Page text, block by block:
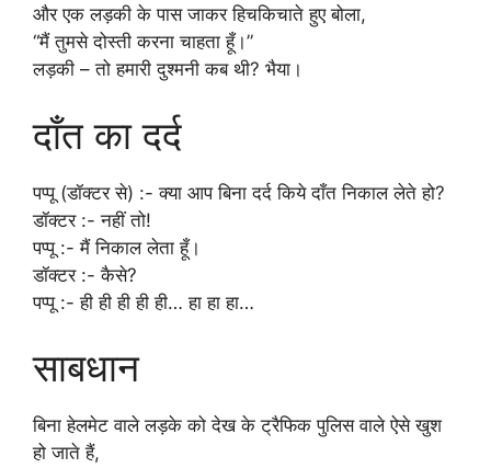
और एक लड़की के पास जाकर हिचकिचाते हुए बोला,
“मैं तुमसे दोस्ती करना चाहता हूँ।”
लड़की – तो हमारी दुश्मनी कब थी? भैया।
दाँत का दर्द
पप्पू (डॉक्टर से) :- क्या आप बिना दर्द किये दाँत निकाल लेते हो?
डॉक्टर :- नहीं तो!
पप्पू :- मैं निकाल लेता हूँ।
डॉक्टर :- कैसे?
पप्पू :- ही ही ही ही ही… हा हा हा…
साबधान
बिना हेलमेट वाले लड़के को देख के ट्रैफिक पुलिस वाले ऐसे खुश
हो जाते हैं,